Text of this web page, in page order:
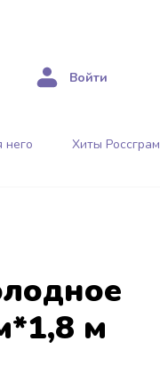
Войти
него Хиты Россграм
м